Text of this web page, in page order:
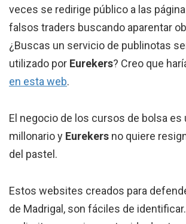
veces se redirige público a las
falsos traders buscando aparentar
¿Buscas un servicio de publinotas
utilizado por Eurekers? Creo que
en esta web.
El negocio de los cursos de bolsa es
millonario y Eurekers no quiere
del pastel.
Estos websites creados para
de Madrigal, son fáciles de